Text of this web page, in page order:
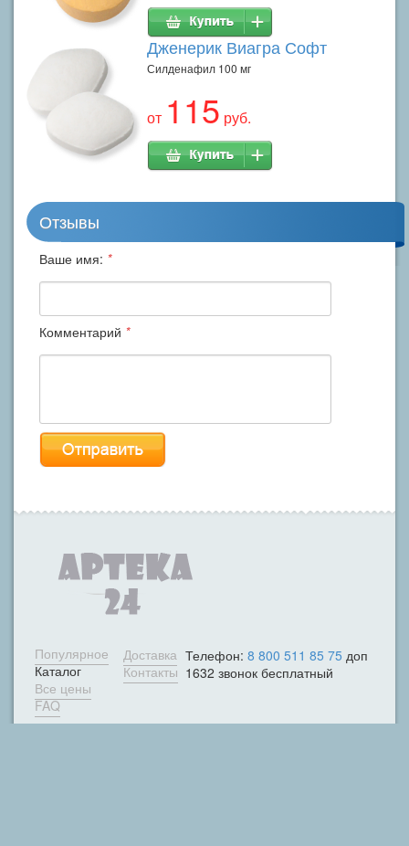
Дженерик Виагра Софт
Силденафил 100 мг
от 115 руб.
Отзывы
Ваше имя: *
Комментарий *
Популярное
Каталог
Все цены
FAQ
Доставка
Контакты
Телефон: 8 800 511 85 75 доп
1632 звонок бесплатный